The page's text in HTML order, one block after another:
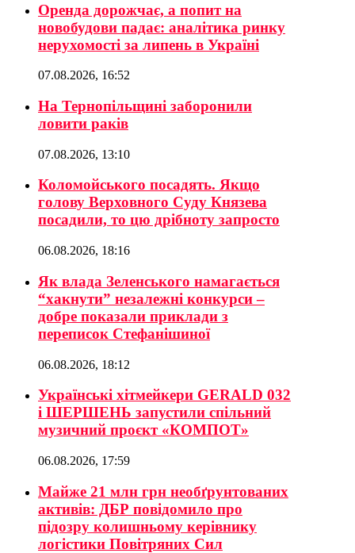
Оренда дорожчає, а попит на
новобудови падає: аналітика ринку
нерухомості за липень в Україні
07.08.2026, 16:52
На Тернопільщині заборонили
ловити раків
07.08.2026, 13:10
Коломойського посадять. Якщо
голову Верховного Суду Князева
посадили, то цю дрібноту запросто
06.08.2026, 18:16
Як влада Зеленського намагається
“хакнути” незалежні конкурси –
добре показали приклади з
переписок Стефанішиної
06.08.2026, 18:12
Українські хітмейкери GERALD 032
і ШЕРШЕНЬ запустили спільний
музичний проєкт «КОМПОТ»
06.08.2026, 17:59
Майже 21 млн грн необґрунтованих
активів: ДБР повідомило про
підозру колишньому керівнику
логістики Повітряних Сил